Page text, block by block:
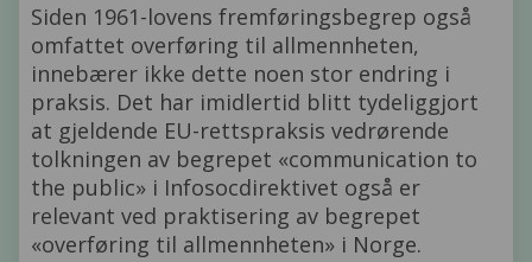
Siden 1961-lovens fremføringsbegrep også
omfattet overføring til allmennheten,
innebærer ikke dette noen stor endring i
praksis. Det har imidlertid blitt tydeliggjort
at gjeldende EU-rettspraksis vedrørende
tolkningen av begrepet «communication to
the public» i Infosocdirektivet også er
relevant ved praktisering av begrepet
«overføring til allmennheten» i Norge.